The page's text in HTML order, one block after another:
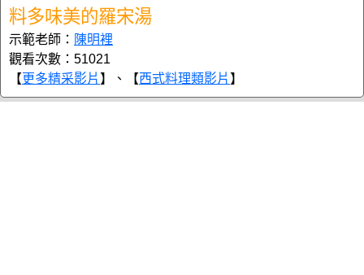
料多味美的羅宋湯
示範老師： 陳明裡
觀看次數：51021
【更多精采影片 】、【西式料理類影片 】